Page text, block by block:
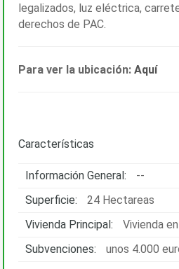
legalizados, luz eléctrica,
derechos de PAC.
Para ver la ubicación: Aquí
Características
Información General:
--
Superficie:
24 Hectareas
Vivienda Principal:
Vivienda
Subvenciones:
unos 4.000